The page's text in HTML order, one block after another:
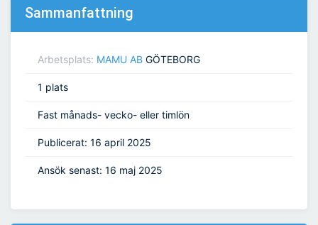
Sammanfattning
Arbetsplats: MAMU AB GÖTEBORG
1 plats
Fast månads- vecko- eller timlön
Publicerat: 16 april 2025
Ansök senast: 16 maj 2025